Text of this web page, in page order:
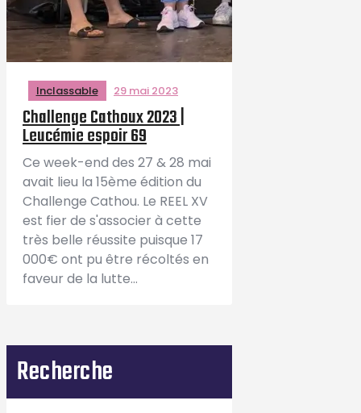
Inclassable 29 mai 2023
Challenge Cathoux 2023 |
Leucémie espoir 69
Ce week-end des 27 & 28 mai
avait lieu la 15ème édition du
Challenge Cathou. Le REEL XV
est fier de s'associer à cette
très belle réussite puisque 17
000€ ont pu être récoltés en
faveur de la lutte…
Recherche